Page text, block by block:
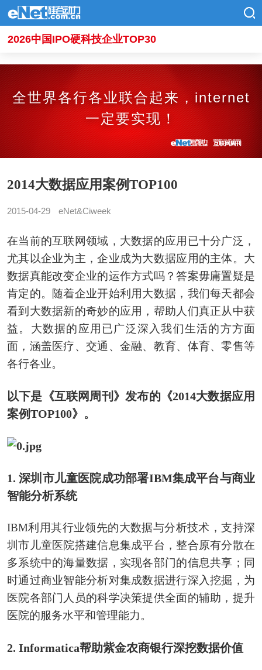
2026中国IPO硬科技企业TOP30
全世界各行各业联合起来，internet
一定要实现！
2014大数据应用案例TOP100
2015-04-29 eNet&Ciweek
在当前的互联网领域，大数据的应用已十分广泛，
尤其以企业为主，企业成为大数据应用的主体。大
数据真能改变企业的运作方式吗？答案毋庸置疑是
肯定的。随着企业开始利用大数据，我们每天都会
看到大数据新的奇妙的应用，帮助人们真正从中获
益。大数据的应用已广泛深入我们生活的方方面
面，涵盖医疗、交通、金融、教育、体育、零售等
各行各业。
以下是《互联网周刊》发布的《2014大数据应用
案例TOP100》。
1. 深圳市儿童医院成功部署IBM集成平台与商业
智能分析系统
IBM利用其行业领先的大数据与分析技术，支持深
圳市儿童医院搭建信息集成平台，整合原有分散在
多系统中的海量数据，实现各部门的信息共享；同
时通过商业智能分析对集成数据进行深入挖掘，为
医院各部门人员的科学决策提供全面的辅助，提升
医院的服务水平和管理能力。
2. Informatica帮助紫金农商银行深挖数据价值